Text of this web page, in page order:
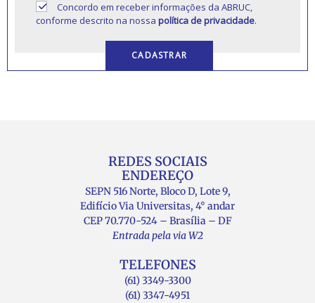
Concordo em receber informações da ABRUC,
conforme descrito na nossapolítica de privacidade.
REDES SOCIAIS
ENDEREÇO
SEPN 516 Norte, Bloco D, Lote 9,
Edifício Via Universitas, 4° andar
CEP 70.770-524 – Brasília – DF
Entrada pela via W2
TELEFONES
(61) 3349-3300
(61) 3347-4951